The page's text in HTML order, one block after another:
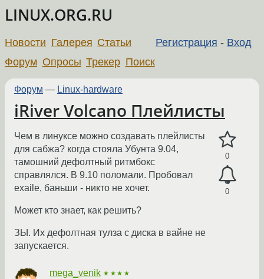
LINUX.ORG.RU
Регистрация - Вход
Новости Галерея Статьи
Форум Опросы Трекер Поиск
Форум — Linux-hardware
iRiver Volcano Плейлисты
0
0
Чем в линуксе можно создавать плейлисты
для сабжа? когда стояла Убунта 9.04,
тамошний дефолтный ритмбокс
справлялся. В 9.10 поломали. Пробовал
exaile, баньши - никто не хочет.
Может кто знает, как решить?
ЗЫ. Их дефолтная тулза с диска в вайне не
запускается.
mega_venik ★★★★